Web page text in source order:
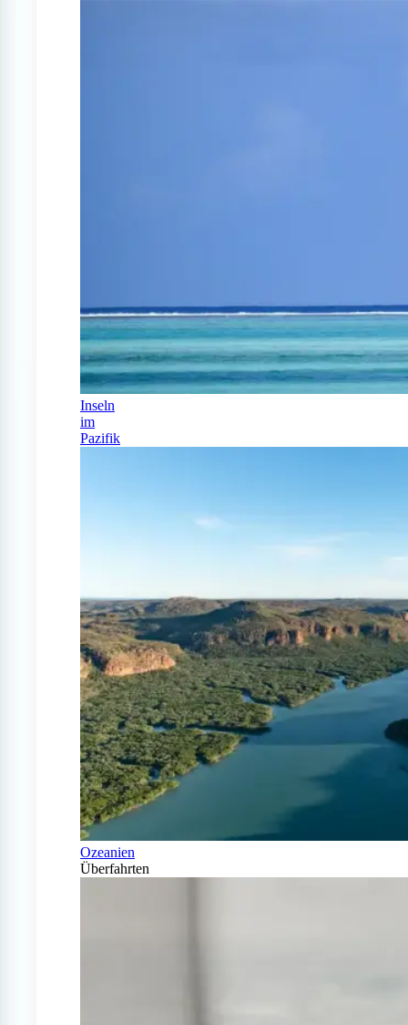
Inseln
im
Pazifik
Ozeanien
Überfahrten